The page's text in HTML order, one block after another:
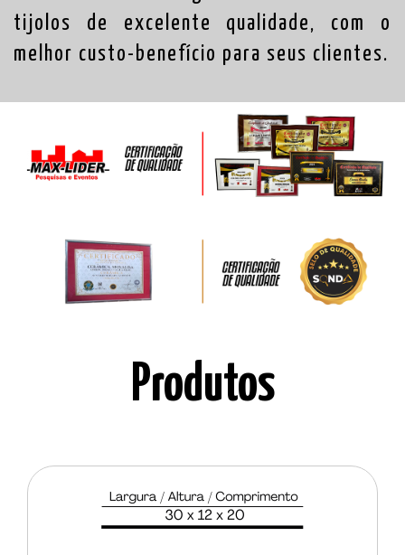
tijolos de excelente qualidade, com o
melhor custo-benefício para seus clientes.
Produtos